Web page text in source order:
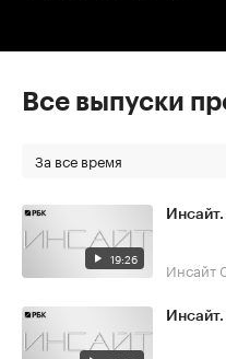
Все выпуски
За все время
19:26 Инсайт